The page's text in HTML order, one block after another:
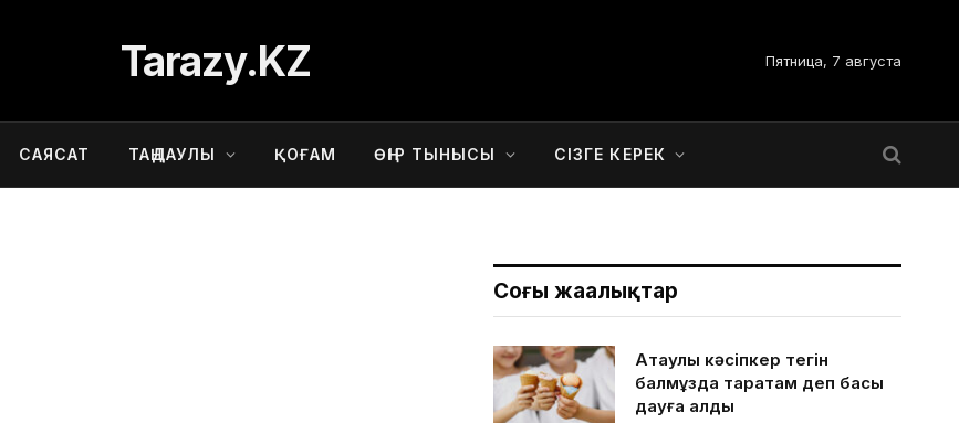
Tarazy.KZ Пятница, 7 августа
САЯСАТ ТАҢДАУЛЫ ҚОҒАМ ӨҢІР ТЫНЫСЫ СІЗГЕ КЕРЕК
Соңғы жаңалықтар
Ақтаулық кәсіпкер тегін
балмұздақ таратам деп басы
дауға қалды